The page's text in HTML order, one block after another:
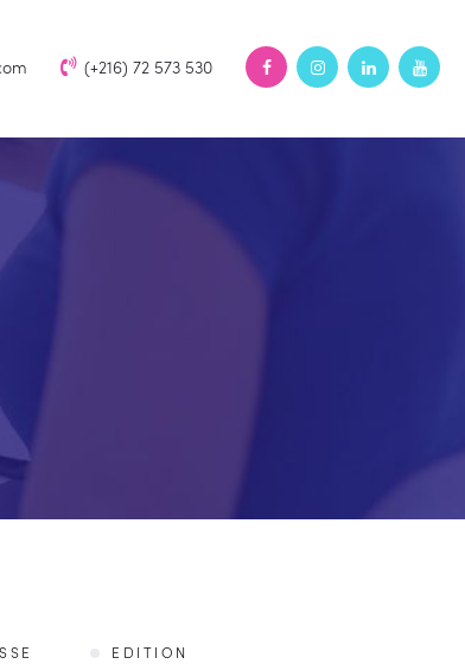
(+216) 72 573 530
EDITION